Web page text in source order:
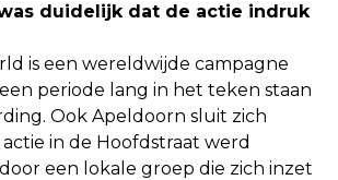
duidelijk dat de actie indruk
is een wereldwijde campagne
periode lang in het teken staan
Ook Apeldoorn sluit zich
actie in de Hoofdstraat werd
een lokale groep die zich inzet